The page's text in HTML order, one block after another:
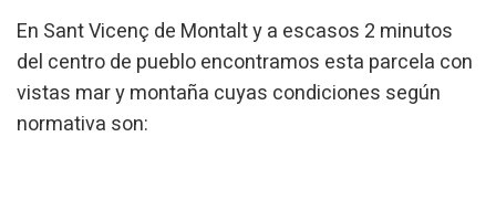
En Sant Vicenç de Montalt y a escasos 2 minutos
del centro de pueblo encontramos esta parcela con
vistas mar y montaña cuyas condiciones según
normativa son: